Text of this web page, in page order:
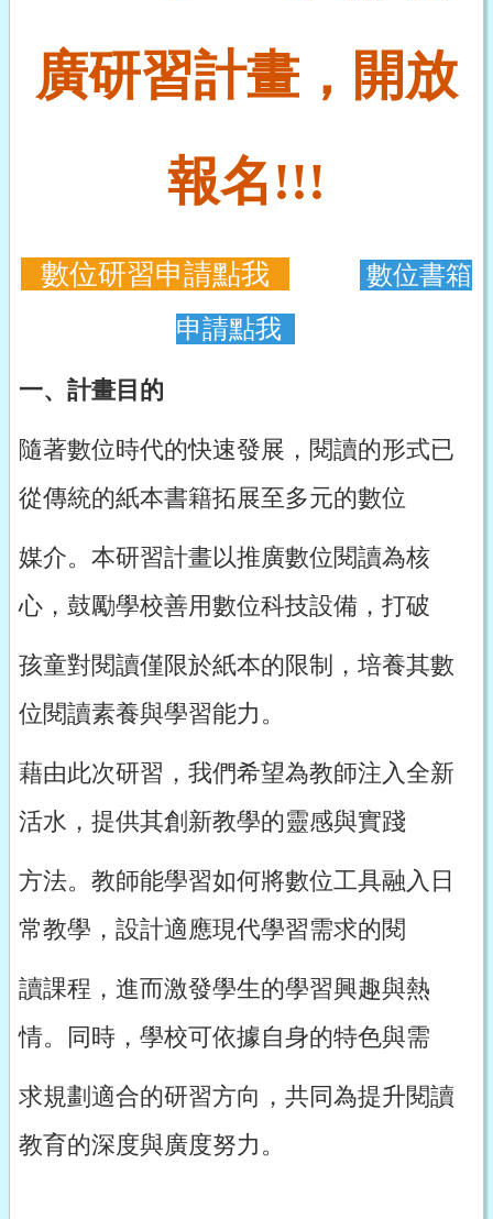
廣研習計畫，開放
報名!!!
數位研習申請點我 數位書箱
申請點我
一、計畫目的
隨著數位時代的快速發展，閱讀的形式已
從傳統的紙本書籍拓展至多元的數位
媒介。本研習計畫以推廣數位閱讀為核
心，鼓勵學校善用數位科技設備，打破
孩童對閱讀僅限於紙本的限制，培養其數
位閱讀素養與學習能力。
藉由此次研習，我們希望為教師注入全新
活水，提供其創新教學的靈感與實踐
方法。教師能學習如何將數位工具融入日
常教學，設計適應現代學習需求的閱
讀課程，進而激發學生的學習興趣與熱
情。同時，學校可依據自身的特色與需
求規劃適合的研習方向，共同為提升閱讀
教育的深度與廣度努力。